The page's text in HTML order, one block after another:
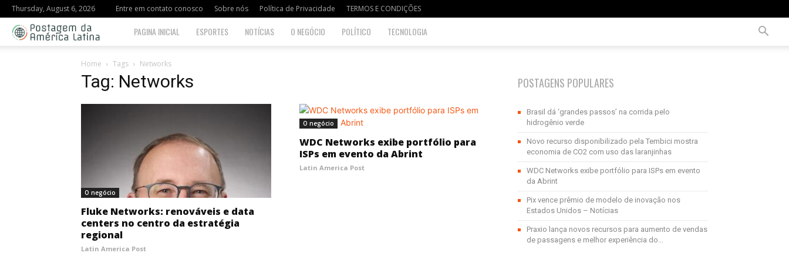
Thursday, August 6, 2026 Entre em contato conosco Sobre nós Política de Privacidade TERMOS E CONDIÇÕES
Postagem
América
PAGINA INICIAL ESPORTES NOTÍCIAS O NEGÓCIO POLÍTICO TECNOLOGIA
Home Tags Networks
Tag: Networks
O negócio
Fluke Networks: renováveis e data
centers no centro da estratégia
regional
Latin America Post
O negócio
WDC Networks exibe portfólio para
ISPs em evento da Abrint
Latin America Post
POSTAGENS POPULARES
Brasil dá ‘grandes passos’ na corrida pelo
hidrogênio verde
Novo recurso disponibilizado pela Tembici mostra
economia de CO2 com uso das laranjinhas
WDC Networks exibe portfólio para ISPs em evento
da Abrint
Pix vence prêmio de modelo de inovação nos
Estados Unidos – Notícias
Praxio lança novos recursos para aumento de vendas
de passagens e melhor experiência do...